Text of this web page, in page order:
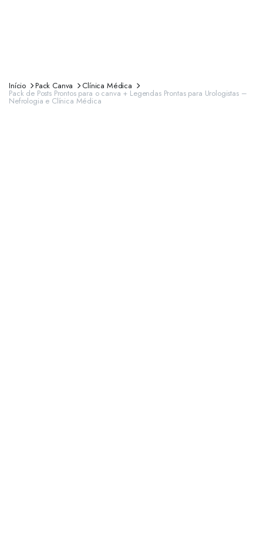
Início Pack Canva Clínica Médica
Pack de Posts Prontos para o canva + Legendas Prontas para Urologistas –
Nefrologia e Clínica Médica